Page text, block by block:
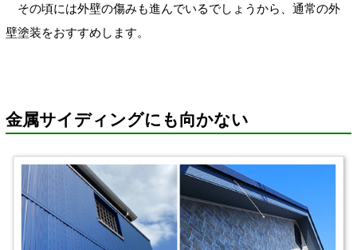
その頃には外壁の傷みも進んでいるでしょうから、通常の外
壁塗装をおすすめします。
金属サイディングにも向かない